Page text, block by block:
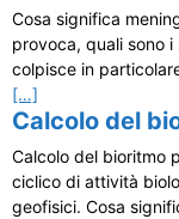
Cosa significa
provoca, quali sono
colpisce in
[…]
Calcolo del
Calcolo del bioritmo
ciclico di attività
geofisici. Cosa